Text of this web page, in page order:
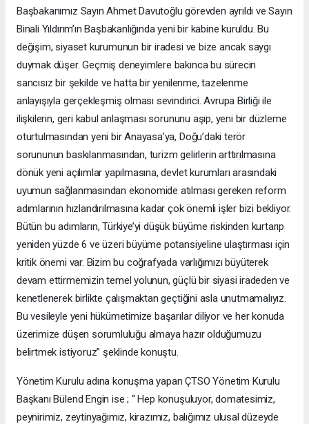
Başbakanımız Sayın Ahmet Davutoğlu görevden ayrıldı ve Sayın
Binali Yıldırım’ın Başbakanlığında yeni bir kabine kuruldu. Bu
değişim, siyaset kurumunun bir iradesi ve bize ancak saygı
duymak düşer. Geçmiş deneyimlere bakınca bu sürecin
sancısız bir şekilde ve hatta bir yenilenme, tazelenme
anlayışıyla gerçekleşmiş olması sevindirici. Avrupa Birliği ile
ilişkilerin, geri kabul anlaşması sorununu aşıp, yeni bir düzleme
oturtulmasından yeni bir Anayasa’ya, Doğu’daki terör
sorununun baskılanmasından, turizm gelirlerin arttırılmasına
dönük yeni açılımlar yapılmasına, devlet kurumları arasındaki
uyumun sağlanmasından ekonomide atılması gereken reform
adımlarının hızlandırılmasına kadar çok önemli işler bizi bekliyor.
Bütün bu adımların, Türkiye’yi düşük büyüme riskinden kurtarıp
yeniden yüzde 6 ve üzeri büyüme potansiyeline ulaştırması için
kritik önemi var. Bizim bu coğrafyada varlığımızı büyüterek
devam ettirmemizin temel yolunun, güçlü bir siyasi iradeden ve
kenetlenerek birlikte çalışmaktan geçtiğini asla unutmamalıyız.
Bu vesileyle yeni hükümetimize başarılar diliyor ve her konuda
üzerimize düşen sorumluluğu almaya hazır olduğumuzu
belirtmek istiyoruz” şeklinde konuştu.
Yönetim Kurulu adına konuşma yapan ÇTSO Yönetim Kurulu
Başkanı Bülend Engin ise ; “ Hep konuşuluyor, domatesimiz,
peynirimiz, zeytinyağımız, kirazımız, balığımız ulusal düzeyde